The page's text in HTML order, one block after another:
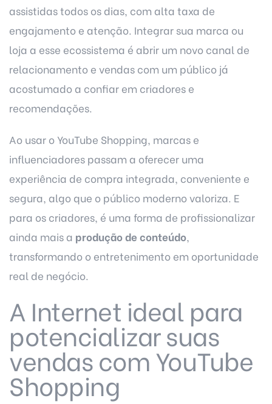
assistidas todos os dias, com alta taxa de
engajamento e atenção. Integrar sua marca ou
loja a esse ecossistema é abrir um novo canal de
relacionamento e vendas com um público já
acostumado a confiar em criadores e
recomendações.
Ao usar o YouTube Shopping, marcas e
influenciadores passam a oferecer uma
experiência de compra integrada, conveniente e
segura, algo que o público moderno valoriza. E
para os criadores, é uma forma de profissionalizar
ainda mais a produção de conteúdo,
transformando o entretenimento em oportunidade
real de negócio.
A Internet ideal para
potencializar suas
vendas com YouTube
Shopping